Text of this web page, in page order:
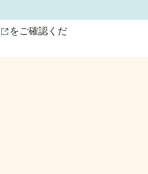
（別ウィンドウで開きます）
をご確認くだ